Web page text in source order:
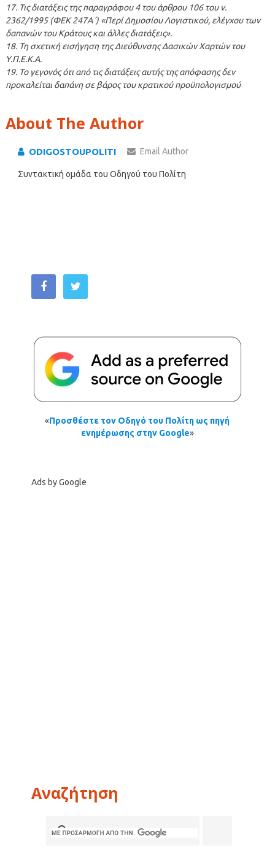
17. Τις διατάξεις της παραγράφου 4 του άρθρου 106 του ν.
2362/1995 (ΦΕΚ 247Α΄) «Περί Δημοσίου Λογιστικού, ελέγχου των
δαπανών του Κράτους και άλλες διατάξεις».
18. Τη σχετική εισήγηση της Διεύθυνσης Δασικών Χαρτών του
Υ.Π.Ε.Κ.Α.
19. Το γεγονός ότι από τις διατάξεις αυτής της απόφασης δεν
προκαλείται δαπάνη σε βάρος του κρατικού προϋπολογισμού
About The Author
ODIGOSTOUPOLITI Email Author
Συντακτική ομάδα του Οδηγού του Πολίτη
«Προσθέστε τον Οδηγό του Πολίτη ως πηγή
ενημέρωσης στην Google»
Ads by Google
Αναζήτηση